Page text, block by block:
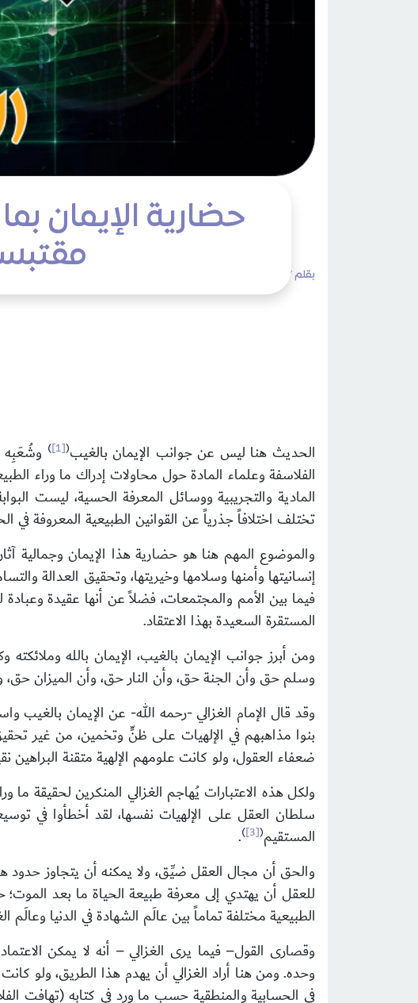
حضارية الإيمان
بقلم /
الحديث هنا ليس عن جوانب الإيمان بالغيب(
[1]
) وشُعَبِه
الفلاسفة وعلماء المادة حول محاولات إدراك ما وراء
المادية والتجريبية ووسائل المعرفة الحسية، ليست
تختلف اختلافاً جذرياً عن القوانين الطبيعية المعروفة في
والموضوع المهم هنا هو حضارية هذا الإيمان وجمالية
إنسانيتها وأمنها وسلامها وخيريتها، وتحقيق العدالة
فيما بين الأمم والمجتمعات، فضلاً عن أنها عقيدة
المستقرة السعيدة بهذا الاعتقاد.
ومن أبرز جوانب الإيمان بالغيب، الإيمان بالله
وسلم حق وأن الجنة حق، وأن النار حق، وأن الميزان
وقد قال الإمام الغزالي -رحمه الله- عن الإيمان
بنوا مذاهبهم في الإلهيات على ظنٍّ وتخمين، من غير
ضعفاء العقول، ولو كانت علومهم الإلهية متقنة البراهين
ولكل هذه الاعتبارات يُهاجم الغزالي المنكرين لحقيقة ما
سلطان العقل على الإلهيات نفسها، لقد أخطأوا في
المستقيم(
[3]
)
.
والحق أن مجال العقل ضيِّق، ولا يمكنه أن يتجاوز حدود
للعقل أن يهتدي إلى معرفة طبيعة الحياة ما بعد الموت؛
الطبيعية مختلفة تماماً بين عالَم الشهادة في الدنيا وعالَم
وقصارى القول– فيما يرى الغزالي – أنه لا يمكن
وحده. ومن هنا أراد الغزالي أن يهدم هذا الطريق، ولو
في الحسابية والمنطقية حسب ما ورد في كتابه (تهافت